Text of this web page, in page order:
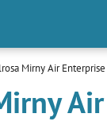
Mirny Air Enterprise